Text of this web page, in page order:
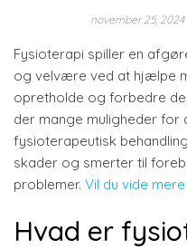
november 25, 2024
Fysioterapi spiller en
og velvære ved at hjælpe
opretholde og forbedre
der mange muligheder for
fysioterapeutisk
skader og smerter til
problemer. Vil du vide mere
Hvad er